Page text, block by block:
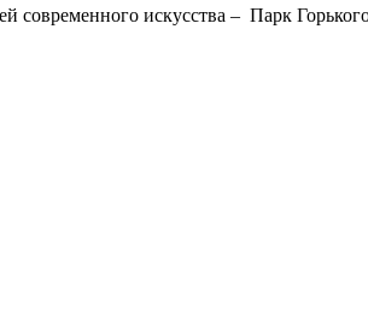
современного искусства – Парк